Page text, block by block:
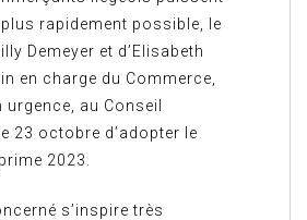
rapidement possible, le
Demeyer et d’Elisabeth
en charge du Commerce,
au Conseil
23 octobre d’adopter le
2023.
s’inspire très